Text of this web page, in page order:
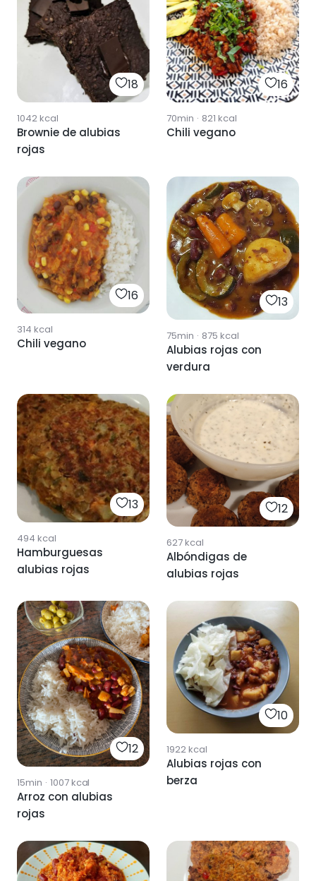
18
1042kcal
Brownie de alubias
rojas
16
70min · 821 kcal
Chili vegano
16
314 kcal
Chili vegano
13
75min · 875 kcal
Alubias rojas con
verdura
13
494 kcal
Hamburguesas
alubias rojas
12
627kcal
Albóndigas de
alubias rojas
12
15min · 1007kcal
Arroz con alubias
rojas
10
1922kcal
Alubias rojas con
berza